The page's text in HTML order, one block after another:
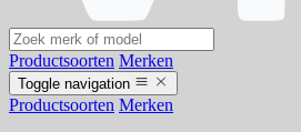
Productsoorten Merken
Toggle navigation
Productsoorten Merken